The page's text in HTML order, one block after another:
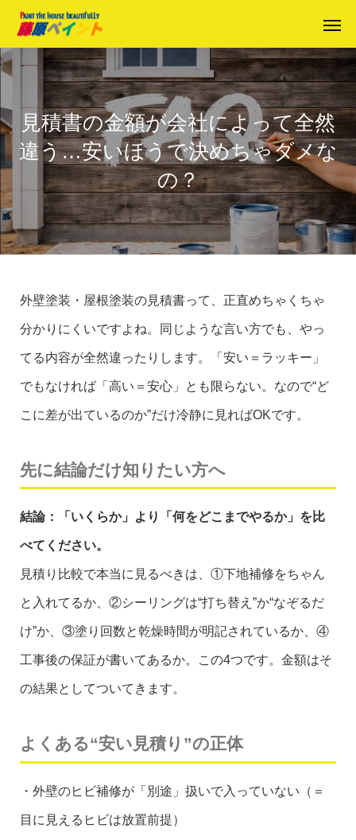
見積書の金額が会社によって全然
違う…安いほうで決めちゃダメな
の？
外壁塗装・屋根塗装の見積書って、正直めちゃくちゃ
分かりにくいですよね。同じような言い方でも、やっ
てる内容が全然違ったりします。「安い＝ラッキー」
でもなければ「高い＝安心」とも限らない。なので“ど
こに差が出ているのか”だけ冷静に見ればOKです。
先に結論だけ知りたい方へ
結論：「いくらか」より「何をどこまでやるか」を比
べてください。
見積り比較で本当に見るべきは、①下地補修をちゃん
と入れてるか、②シーリングは“打ち替え”か“なぞるだ
け”か、③塗り回数と乾燥時間が明記されているか、④
工事後の保証が書いてあるか。この4つです。金額はそ
の結果としてついてきます。
よくある“安い見積り”の正体
・外壁のヒビ補修が「別途」扱いで入っていない（＝
目に見えるヒビは放置前提）